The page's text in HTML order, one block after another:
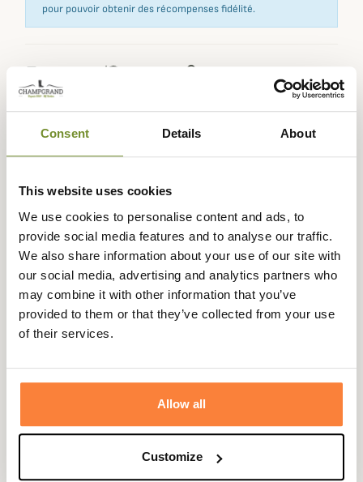
Consent Details About
This website uses cookies
We use cookies to personalise content and ads, to
provide social media features and to analyse our traffic.
We also share information about your use of our site with
our social media, advertising and analytics partners who
may combine it with other information that you’ve
provided to them or that they’ve collected from your use
of their services.
Allow all
Customize
pour pouvoir obtenir des récompenses fidélité.
Expédié dans
la journée
retour sous
sécurisé
Paiement en
3 fois dès 100
euros
Description
Country vous propose cette bretelle pour carabine
fabriquée à partir d'un cuir pleine fleur de qualité. Son
rembourrage généreux et exceptionnelle la rend
confortable.
une attache simple et rapide.
Elle est très fonctionnelle avec sa cartouchière vous
des munitions à portée de main.
La bretelle Country Sellerie est en outre antidérapante.